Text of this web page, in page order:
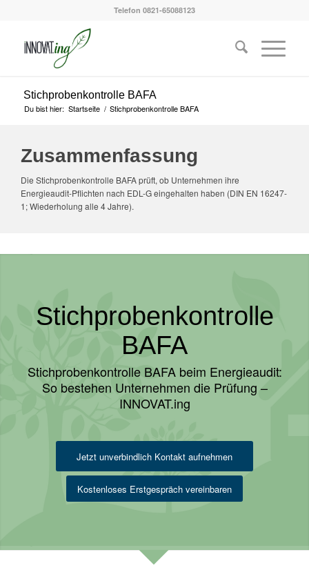
Telefon 0821-65088123
Stichprobenkontrolle BAFA
Du bist hier: Startseite / Stichprobenkontrolle BAFA
Zusammenfassung
Die Stichprobenkontrolle BAFA prüft, ob Unternehmen ihre
Energieaudit-Pflichten nach EDL-G eingehalten haben (DIN EN 16247-
1; Wiederholung alle 4 Jahre).
Stichprobenkontrolle
BAFA
Stichprobenkontrolle BAFA beim Energieaudit:
So bestehen Unternehmen die Prüfung –
INNOVAT.ing
Jetzt unverbindlich Kontakt aufnehmen
Kostenloses Erstgespräch vereinbaren